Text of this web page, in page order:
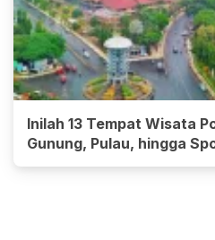
Inilah 13 Tempat Wisata
Gunung, Pulau, hingga